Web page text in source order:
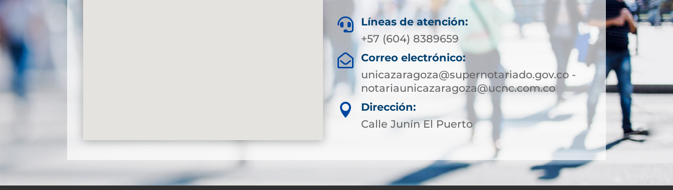

Líneas de atención:
+57 (604) 8389659

Correo electrónico:
unicazaragoza@supernotariado.gov.co -
notariaunicazaragoza@ucnc.com.co

Dirección:
Calle Junín El Puerto